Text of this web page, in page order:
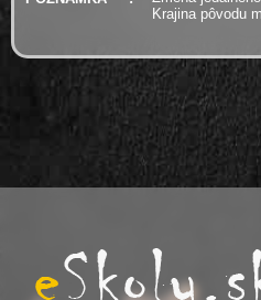
Krajina pôvodu